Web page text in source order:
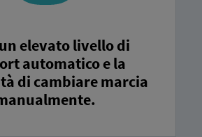
elevato livello di
automatico e la
di cambiare marcia